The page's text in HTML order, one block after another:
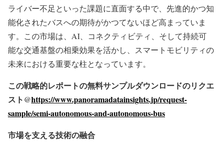
ライバー不足といった課題に直面する中で、先進的かつ知
能化されたバスへの期待がかつてないほど高まっていま
す。この市場は、AI、コネクティビティ、そして持続可
能な交通基盤の相乗効果を活かし、スマートモビリティの
未来における重要な柱となっています。
この戦略的レポートの無料サンプルダウンロードのリクエ
スト@https://www.panoramadatainsights.jp/request-
sample/semi-autonomous-and-autonomous-bus
市場を支える技術の融合